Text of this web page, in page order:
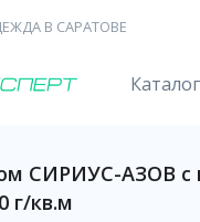
В САРАТОВЕ
Каталог
СИРИУС-АЗОВ
г/кв.м